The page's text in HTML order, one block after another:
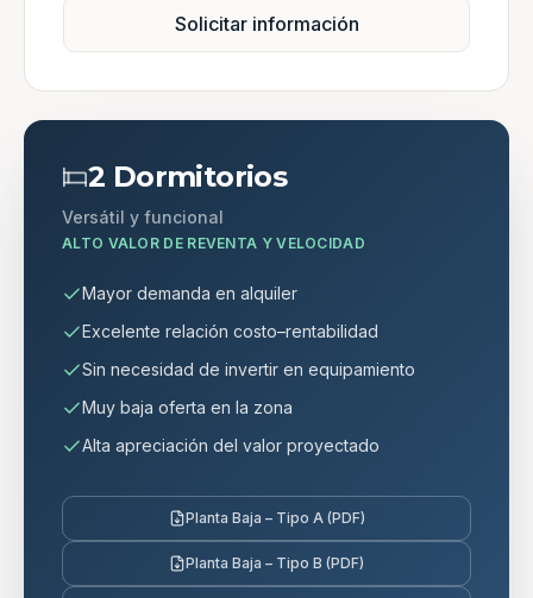
Solicitar información
2 Dormitorios
Versátil y funcional
ALTO VALOR DE REVENTA Y VELOCIDAD
Mayor demanda en alquiler
Excelente relación costo–rentabilidad
Sin necesidad de invertir en equipamiento
Muy baja oferta en la zona
Alta apreciación del valor proyectado
Planta Baja – Tipo A (PDF)
Planta Baja – Tipo B (PDF)